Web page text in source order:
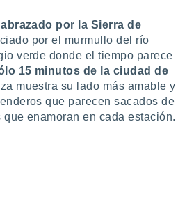
por la Sierra de
por el murmullo del río
verde donde el tiempo parece
15 minutos de la ciudad de
muestra su lado más amable y
que parecen sacados de
enamoran en cada estación.